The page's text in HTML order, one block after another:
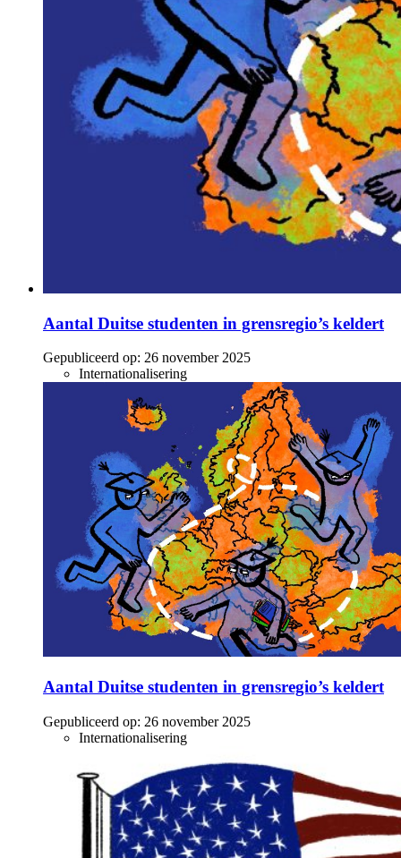
Aantal Duitse studenten in grensregio’s keldert
Gepubliceerd op: 26 november 2025
Internationalisering
Aantal Duitse studenten in grensregio’s keldert
Gepubliceerd op: 26 november 2025
Internationalisering